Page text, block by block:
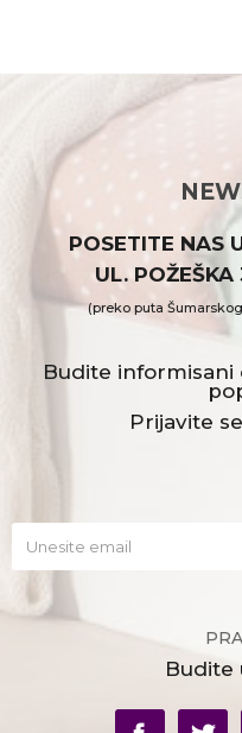
POSETITE NAS
UL.
(preko puta
*
Budite
Prijavite
Budite